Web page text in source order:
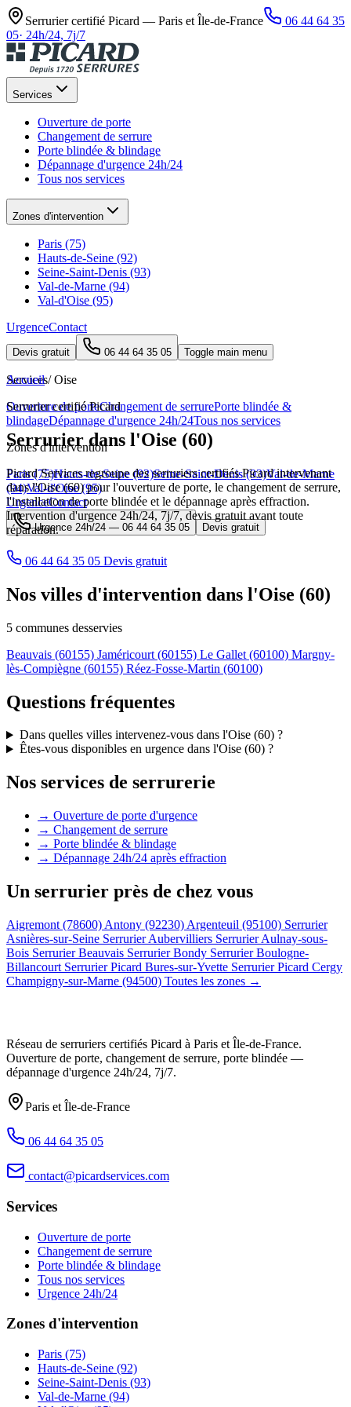
Serrurier certifié Picard — Paris et Île-de-France
06 44 64 35
05· 24h/24, 7j/7
Services
Ouverture de porte
Changement de serrure
Porte blindée & blindage
Dépannage d'urgence 24h/24
Tous nos services
Zones d'intervention
Paris (75)
Hauts-de-Seine (92)
Seine-Saint-Denis (93)
Val-de-Marne (94)
Val-d'Oise (95)
UrgenceContact
Devis gratuit 06 44 64 35 05 Toggle main menu
Services
Ouverture de porteChangement de serrurePorte blindée &
blindageDépannage d'urgence 24h/24Tous nos services
Zones d'intervention
Paris (75)Hauts-de-Seine (92)Seine-Saint-Denis (93)Val-de-Marne
(94)Val-d'Oise (95)
UrgenceContact
Urgence 24h/24 — 06 44 64 35 05 Devis gratuit
Accueil / Oise
Serrurier certifié Picard
Serrurier dans l'Oise (60)
Picard Services regroupe des serruriers certifiés Picard intervenant
dans l'Oise (60) pour l'ouverture de porte, le changement de serrure,
l'installation de porte blindée et le dépannage après effraction.
Intervention d'urgence 24h/24, 7j/7, devis gratuit avant toute
réparation.
06 44 64 35 05 Devis gratuit
Nos villes d'intervention dans l'Oise (60)
5 communes desservies
Beauvais (60155) Jaméricourt (60155) Le Gallet (60100) Margny-
lès-Compiègne (60155) Réez-Fosse-Martin (60100)
Questions fréquentes
Dans quelles villes intervenez-vous dans l'Oise (60) ?
Êtes-vous disponibles en urgence dans l'Oise (60) ?
Nos services de serrurerie
→ Ouverture de porte d'urgence
→ Changement de serrure
→ Porte blindée & blindage
→ Dépannage 24h/24 après effraction
Un serrurier près de chez vous
Aigremont (78600) Antony (92230) Argenteuil (95100) Serrurier
Asnières-sur-Seine Serrurier Aubervilliers Serrurier Aulnay-sous-
Bois Serrurier Beauvais Serrurier Bondy Serrurier Boulogne-
Billancourt Serrurier Picard Bures-sur-Yvette Serrurier Picard Cergy
Champigny-sur-Marne (94500) Toutes les zones →
Réseau de serruriers certifiés Picard à Paris et Île-de-France.
Ouverture de porte, changement de serrure, porte blindée —
dépannage d'urgence 24h/24, 7j/7.
Paris et Île-de-France
06 44 64 35 05
contact@picardservices.com
Services
Ouverture de porte
Changement de serrure
Porte blindée & blindage
Tous nos services
Urgence 24h/24
Zones d'intervention
Paris (75)
Hauts-de-Seine (92)
Seine-Saint-Denis (93)
Val-de-Marne (94)